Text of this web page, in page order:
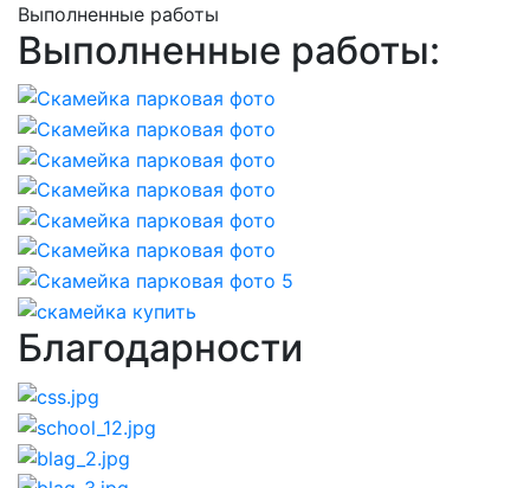
Выполненные работы
Выполненные работы:
Благодарности